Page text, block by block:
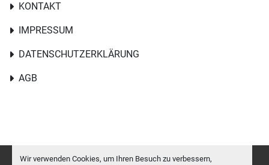
Wir verwenden Cookies, um Ihren Besuch zu verbessern,
KONTAKT
IMPRESSUM
DATENSCHUTZERKLÄRUNG
AGB